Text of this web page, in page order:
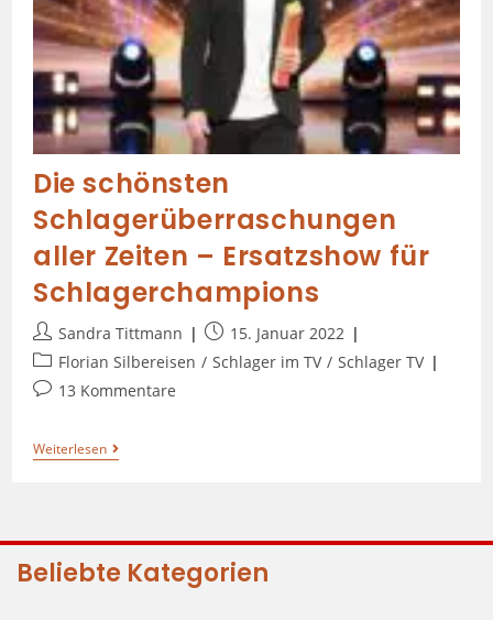
Die schönsten
Schlagerüberraschungen
aller Zeiten – Ersatzshow für
Schlagerchampions
Sandra Tittmann
15. Januar 2022
Florian Silbereisen / Schlager im TV / Schlager TV
13 Kommentare
Weiterlesen
Beliebte Kategorien